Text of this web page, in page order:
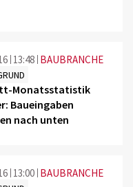
13:48 BAUBRANCHE
Monatsstatistik
Baueingaben
nach unten
13:00 BAUBRANCHE